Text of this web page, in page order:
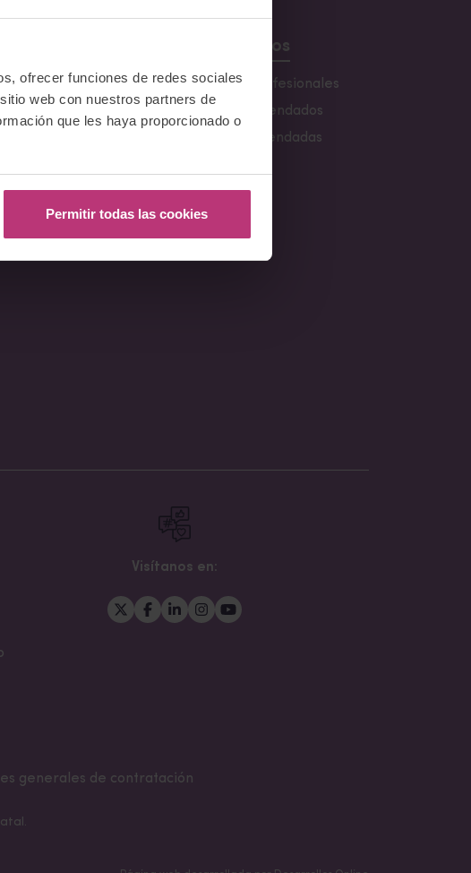
ofrecer funciones de redes sociales
web con nuestros partners de
que les haya proporcionado o
Permitir todas las cookies
medios
prensa
Recursos
Buscador de profesionales
Libros recomendados
Webs Recomendadas
Visítanos en:
generales de contratación